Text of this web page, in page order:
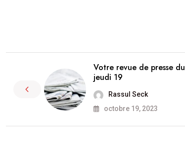
Votre revue de presse du
jeudi 19
Rassul Seck
octobre 19, 2023